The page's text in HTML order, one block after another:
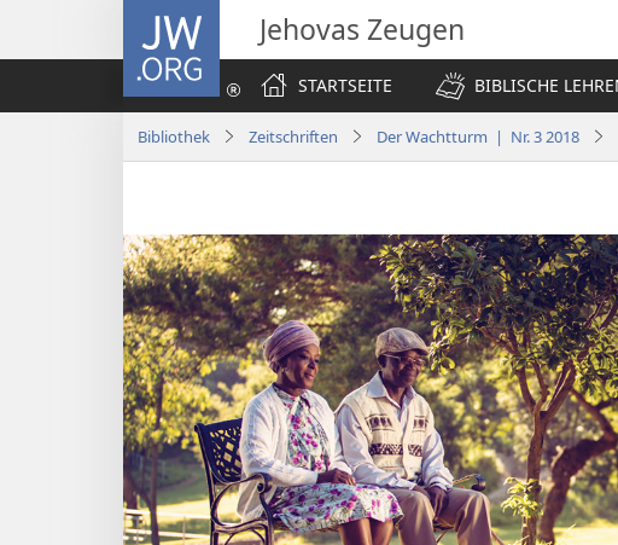
JW.ORG Jehovas Zeugen
STARTSEITE
BIBLISCHE
Bibliothek Zeitschriften Der Wachtturm | Nr. 3 2018